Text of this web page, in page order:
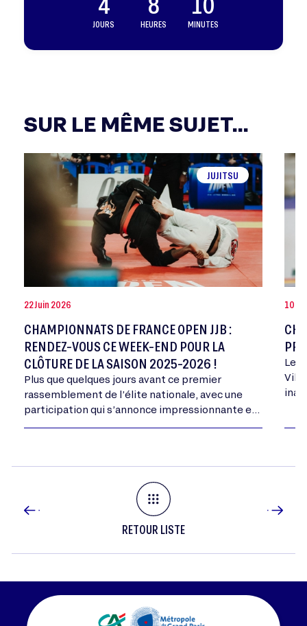
JOURS HEURES MINUTES
SUR LE MÊME SUJET...
JUJITSU
22 Juin 2026
CHAMPIONNATS DE FRANCE OPEN JJB :
RENDEZ-VOUS CE WEEK-END POUR LA
CLÔTURE DE LA SAISON 2025-2026 !
Plus que quelques jours avant ce premier
rassemblement de l’élite nationale, avec une
participation qui s’annonce impressionnante en
Essonne.
10
Le
RETOUR LISTE